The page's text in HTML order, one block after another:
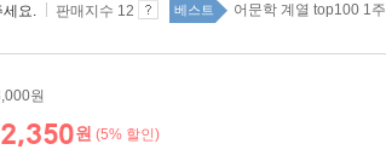
세요. 판매지수 12 베스트 어문학 계열 top100 1주
원
원 (5% 할인)